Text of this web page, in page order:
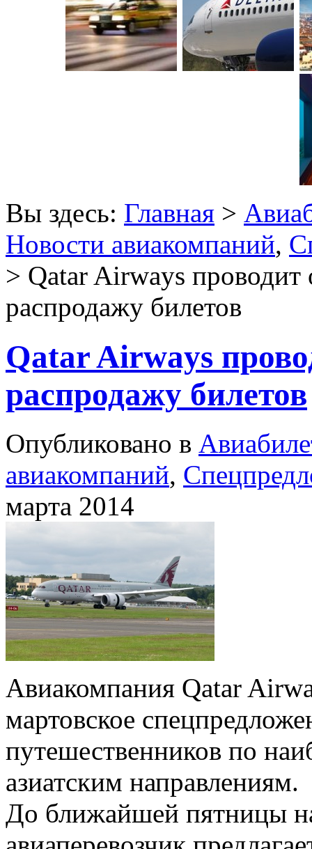
Вы здесь: Главная >
Новости авиакомпаний,
> Qatar Airways проводит
распродажу билетов
Qatar Airways
распродажу билетов
Опубликовано в
авиакомпаний,
марта 2014
Авиакомпания Qatar
мартовское
путешественников по
азиатским направлениям.
До ближайшей пятницы